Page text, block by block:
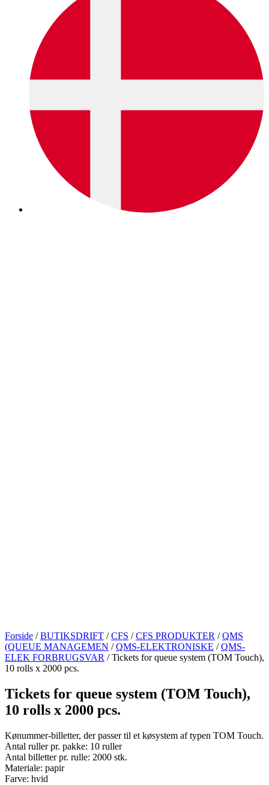
Forside /BUTIKSDRIFT /CFS /CFS PRODUKTER /QMS
(QUEUE MANAGEMEN /QMS-ELEKTRONISKE /QMS-
ELEK FORBRUGSVAR / Tickets for queue system (TOM Touch),
10 rolls x 2000 pcs.
Tickets for queue system (TOM Touch),
10 rolls x 2000 pcs.
Kønummer-billetter, der passer til et køsystem af typen TOM Touch.
Antal ruller pr. pakke: 10 ruller
Antal billetter pr. rulle: 2000 stk.
Materiale: papir
Farve: hvid